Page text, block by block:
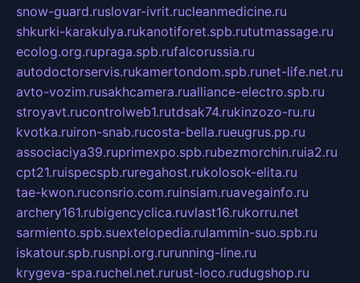
snow-guard.ruslovar-ivrit.rucleanmedicine.ru
shkurki-karakulya.rukanotiforet.spb.rututmassage.ru
ecolog.org.rupraga.spb.rufalcorussia.ru
autodoctorservis.rukamertondom.spb.runet-life.net.ru
avto-vozim.rusakhcamera.rualliance-electro.spb.ru
stroyavt.rucontrolweb1.rutdsak74.rukinzozo-ru.ru
kvotka.ruiron-snab.rucosta-bella.rueugrus.pp.ru
associaciya39.ruprimexpo.spb.rubezmorchin.ruia2.ru
cpt21.ruispecspb.ruregahost.rukolosok-elita.ru
tae-kwon.ruconsrio.com.ruinsiam.ruavegainfo.ru
archery161.rubigencyclica.ruvlast16.rukorru.net
sarmiento.spb.suextelopedia.rulammin-suo.spb.ru
iskatour.spb.rusnpi.org.rurunning-line.ru
krygeva-spa.ruchel.net.rurust-loco.rudugshop.ru